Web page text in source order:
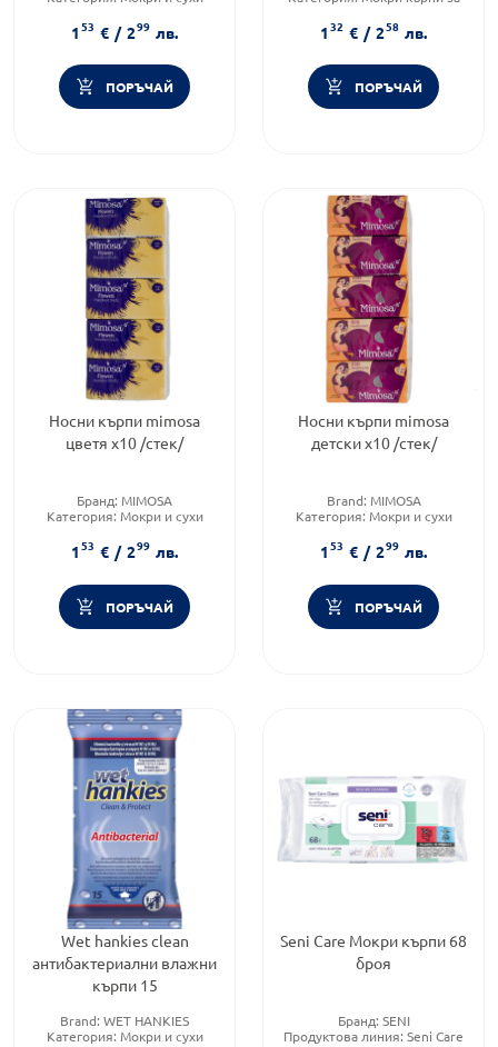
Тип продукт:Сухи кърпички
153 € / 299 лв.
ПОРЪЧАЙ
Форма на продукта:мокри
кърпи
132 € / 258 лв.
ПОРЪЧАЙ
Носни кърпи mimosa
цветя х10 /стек/
Бранд: MIMOSA
Категория: Мокри и сухи
Тип продукт:Сухи кърпички
153 € / 299 лв.
ПОРЪЧАЙ
Носни кърпи mimosa
детски х10 /стек/
Brand: MIMOSA
Категория: Мокри и сухи
Тип продукт:Сухи кърпички
153 € / 299 лв.
ПОРЪЧАЙ
Wet hankies clean
антибактериални влажни
кърпи 15
Brand: WET HANKIES
Категория: Мокри и сухи
Seni Care Мокри кърпи 68
броя
Бранд: SENI
Продуктова линия: Seni Care